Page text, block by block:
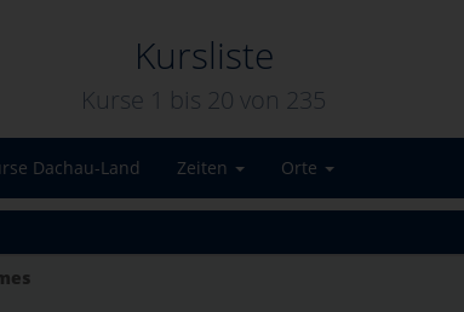
Kursliste
Kurse 1 bis 20 von 235
Dachau-Land Zeiten Orte